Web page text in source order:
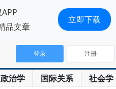
政治学 国际关系 社会学
登录 注册
品文章
立即下载